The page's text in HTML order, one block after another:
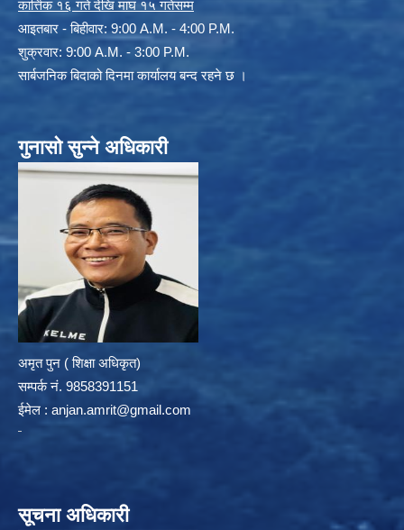
कार्त्तिक १६ गते देखि माघ १५ गतेसम्म
आइतबार - बिहीवार: 9:00 A.M. - 4:00 P.M.
शुक्रवार: 9:00 A.M. - 3:00 P.M.
सार्बजनिक बिदाको दिनमा कार्यालय बन्द रहने छ ।
गुनासो सुन्ने अधिकारी
अमृत पुन ( शिक्षा अधिकृत)
सम्पर्क न‌ं. 9858391151
ईमेल : anjan.amrit@gmail.com
सूचना अधिकारी